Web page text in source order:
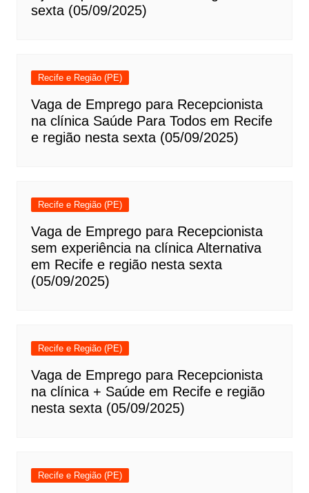
sexta (05/09/2025)
Recife e Região (PE)
Vaga de Emprego para Recepcionista
na clínica Saúde Para Todos em Recife
e região nesta sexta (05/09/2025)
Recife e Região (PE)
Vaga de Emprego para Recepcionista
sem experiência na clínica Alternativa
em Recife e região nesta sexta
(05/09/2025)
Recife e Região (PE)
Vaga de Emprego para Recepcionista
na clínica + Saúde em Recife e região
nesta sexta (05/09/2025)
Recife e Região (PE)